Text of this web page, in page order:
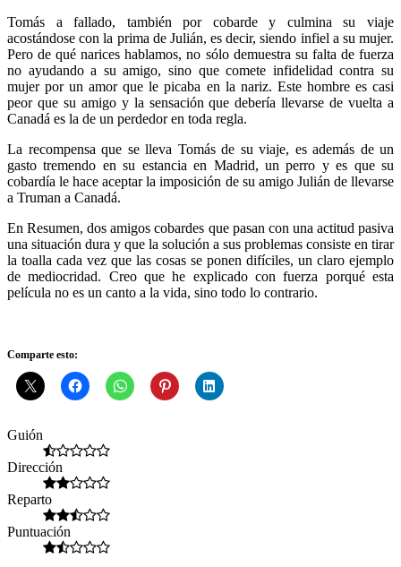
Tomás a fallado, también por cobarde y culmina su viaje
acostándose con la prima de Julián, es decir, siendo infiel a su mujer.
Pero de qué narices hablamos, no sólo demuestra su falta de fuerza
no ayudando a su amigo, sino que comete infidelidad contra su
mujer por un amor que le picaba en la nariz. Este hombre es casi
peor que su amigo y la sensación que debería llevarse de vuelta a
Canadá es la de un perdedor en toda regla.
La recompensa que se lleva Tomás de su viaje, es además de un
gasto tremendo en su estancia en Madrid, un perro y es que su
cobardía le hace aceptar la imposición de su amigo Julián de llevarse
a Truman a Canadá.
En Resumen, dos amigos cobardes que pasan con una actitud pasiva
una situación dura y que la solución a sus problemas consiste en tirar
la toalla cada vez que las cosas se ponen difíciles, un claro ejemplo
de mediocridad. Creo que he explicado con fuerza porqué esta
película no es un canto a la vida, sino todo lo contrario.
Comparte esto:
Guión
Dirección
Reparto
Puntuación